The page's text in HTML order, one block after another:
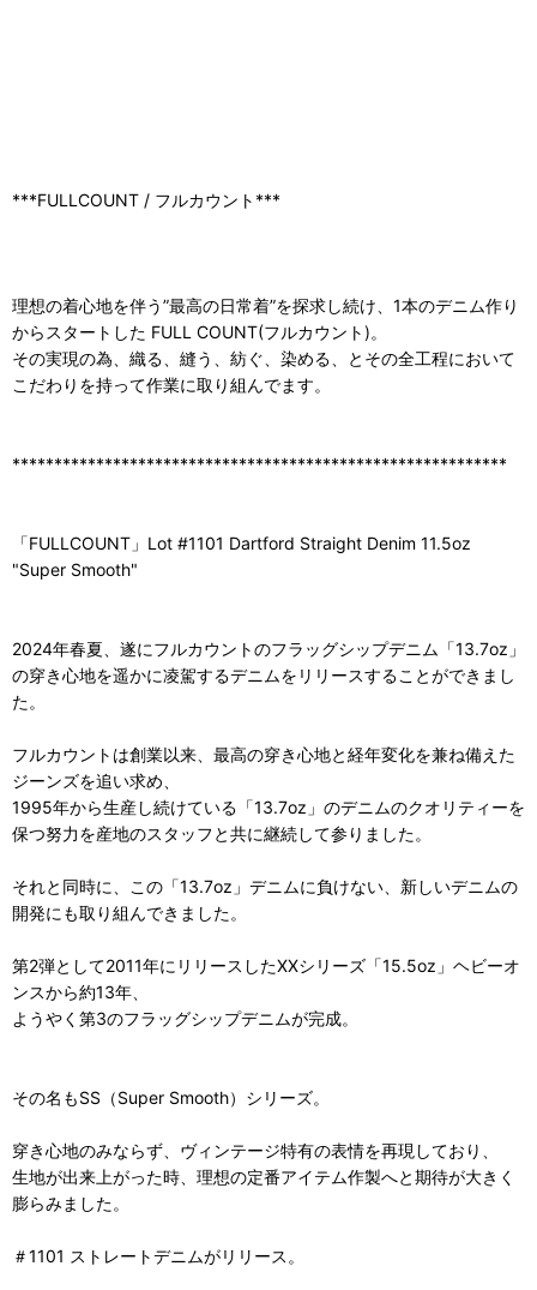
***FULLCOUNT / フルカウント***
理想の着心地を伴う”最高の日常着”を探求し続け、1本のデニム作り
からスタートした FULL COUNT(フルカウント)。
その実現の為、織る、縫う、紡ぐ、染める、とその全工程において
こだわりを持って作業に取り組んでます。
***********************************************************
「FULLCOUNT」Lot #1101 Dartford Straight Denim 11.5oz
"Super Smooth"
2024年春夏、遂にフルカウントのフラッグシップデニム「13.7oz」
の穿き心地を遥かに凌駕するデニムをリリースすることができまし
た。
フルカウントは創業以来、最高の穿き心地と経年変化を兼ね備えた
ジーンズを追い求め、
1995年から生産し続けている「13.7oz」のデニムのクオリティーを
保つ努力を産地のスタッフと共に継続して参りました。
それと同時に、この「13.7oz」デニムに負けない、新しいデニムの
開発にも取り組んできました。
第2弾として2011年にリリースしたXXシリーズ「15.5oz」ヘビーオ
ンスから約13年、
ようやく第3のフラッグシップデニムが完成。
その名もSS（Super Smooth）シリーズ。
穿き心地のみならず、ヴィンテージ特有の表情を再現しており、
生地が出来上がった時、理想の定番アイテム作製へと期待が大きく
膨らみました。
＃1101 ストレートデニムがリリース。